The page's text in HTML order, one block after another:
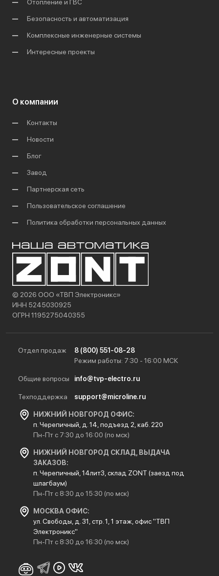
Отопление и ГВС
Безопасность и автоматизация
Комплексные инженерные системы
Интересные проекты
О компании
Контакты
Новости
Блог
Завод
Партнерская сеть
Пользовательское соглашение
Политика обработки персональных данных
© 2026 ООО «ТВП Электроникс»
ИНН 5245030925
ОГРН 1195275040355
Отдел продаж
8 (800) 551-08-28
Режим работы: 7:30 - 16:00 МСК
Общие вопросы info@tvp-electro.ru
Техподдержка support@microline.ru
НИЖНИЙ НОВГОРОД ОФИС:
п. Черепичный, д. 14, подъезд 2, каб. 220
Пн-Пт с 7:30 до 16:00 (по мск)
НИЖНИЙ НОВГОРОД СКЛАД, ВЫДАЧА
ЗАКАЗОВ:
п. Черепичный, 14лит3, склад ZONT (заезд под
шлагбаум)
Пн-Пт с 8:30 до 15:30 (по мск)
МОСКВА ОФИС:
ул. Свободы, д. 31, стр. 1, 1 этаж, офис "ТВП
Электроникс"
Пн-Пт с 8:30 до 16:30 (по мск)